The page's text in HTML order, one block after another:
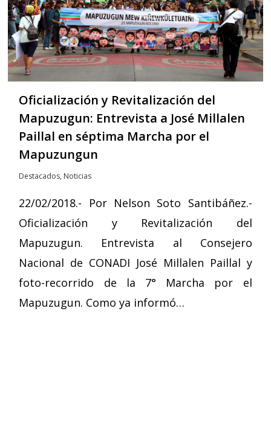
Oficialización y Revitalización del
Mapuzugun: Entrevista a José Millalen
Paillal en séptima Marcha por el
Mapuzungun
Destacados, Noticias
22/02/2018.- Por Nelson Soto Santibáñez.-
Oficialización y Revitalización del
Mapuzugun. Entrevista al Consejero
Nacional de CONADI José Millalen Paillal y
foto-recorrido de la 7° Marcha por el
Mapuzugun. Como ya informó…